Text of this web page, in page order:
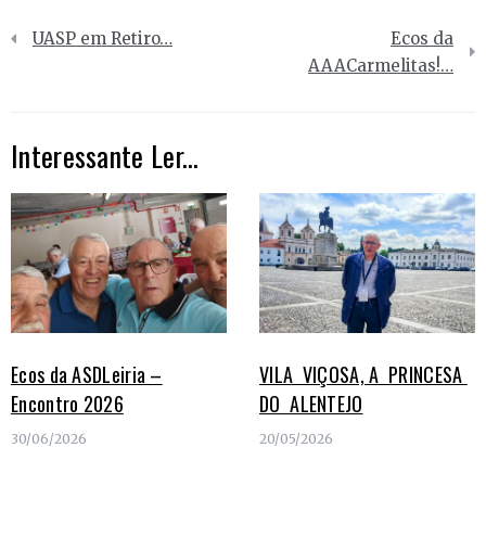
Navegação
UASP em Retiro…
Ecos da
AAACarmelitas!…
Interessante Ler...
Ecos da ASDLeiria –
Encontro 2026
30/06/2026
VILA VIÇOSA, A PRINCESA
DO ALENTEJO
20/05/2026